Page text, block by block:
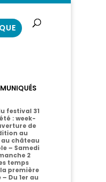
festival 31
: week-
de
au
au château
– Samedi
2
temps
première
Du 1er au